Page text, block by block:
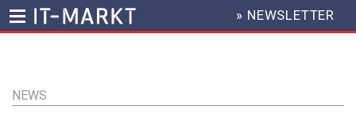
Inhalt
HEADER
MENU
» NEWSLETTER
NEWS